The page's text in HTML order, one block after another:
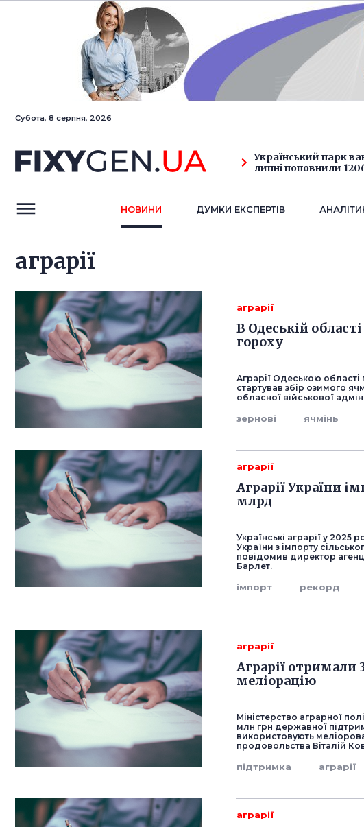
Субота, 8 серпня, 2026
Український парк
липні поповнили
НОВИНИ ДУМКИ ЕКСПЕРТIВ
аграрії
аграрії
В Одеській
гороху
Аграрії Одеською
стартував збір озимого
обласної військової
зернові ячмінь
аграрії
Аграрії України
млрд
Українські аграрії у 2025
України з імпорту
повідомив директор
Барлет.
імпорт рекорд
аграрії
Аграрії
меліорацію
Міністерство аграрної
млн грн державної
використовують
продовольства Віталій
підтримка аграрії
аграрії